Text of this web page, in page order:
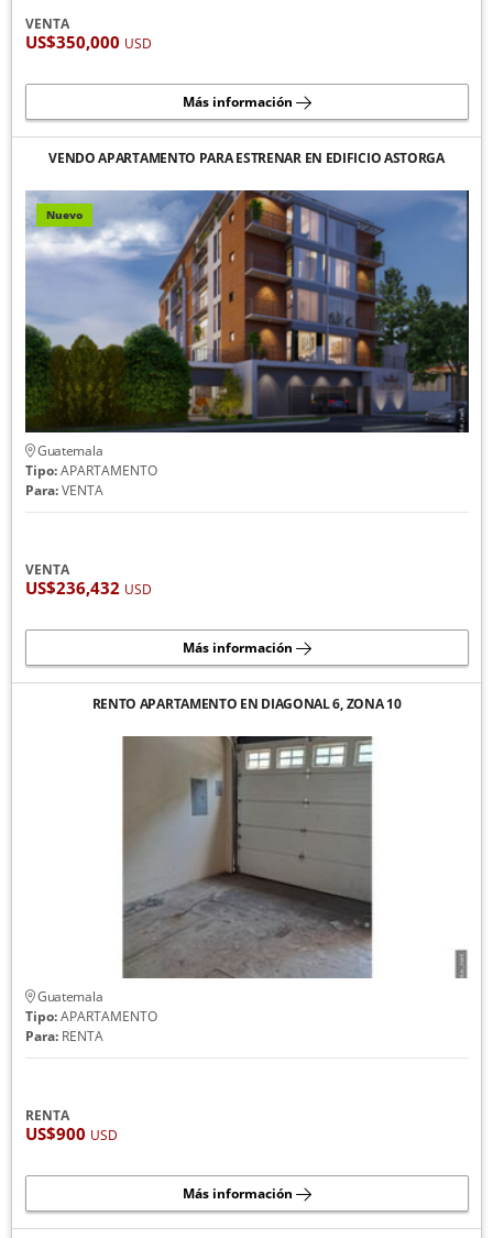
VENTA
US$350,000 USD
Más información
VENDO APARTAMENTO PARA ESTRENAR EN EDIFICIO ASTORGA
Nuevo
Guatemala
Tipo:APARTAMENTO
Para:VENTA
VENTA
US$236,432 USD
Más información
RENTO APARTAMENTO EN DIAGONAL 6, ZONA 10
Guatemala
Tipo:APARTAMENTO
Para:RENTA
RENTA
US$900 USD
Más información